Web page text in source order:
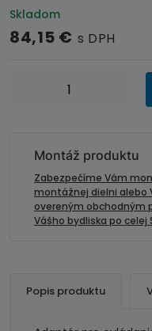
Skladom
84,15 € s DPH
množstvo
volante-
UNIVERZÁL
Montáž produktu
Zabezpečíme Vám
montážnej dielni alebo
overeným obchodným
Vášho bydliska po celej
Popis produktu